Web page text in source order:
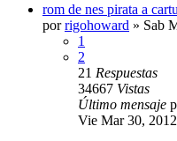
rom de nes pirata a
porrigohoward » Sab
1
2
21 Respuestas
34667 Vistas
Último mensaje
Vie Mar 30,